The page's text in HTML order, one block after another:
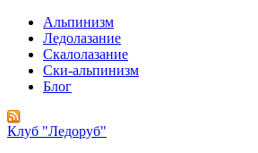
Альпинизм
Ледолазание
Скалолазание
Ски-альпинизм
Блог
Клуб "Ледоруб"